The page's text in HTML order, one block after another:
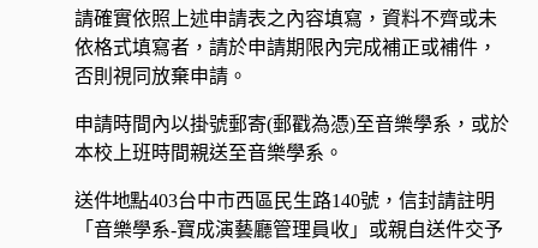
請確實依照上述申請表之內容填寫，資料不齊或未
依格式填寫者，請於申請期限內完成補正或補件，
否則視同放棄申請。
申請時間內以掛號郵寄(郵戳為憑)至音樂學系，或於
本校上班時間親送至音樂學系。
送件地點403台中市西區民生路140號，信封請註明
「音樂學系-寶成演藝廳管理員收」或親自送件交予